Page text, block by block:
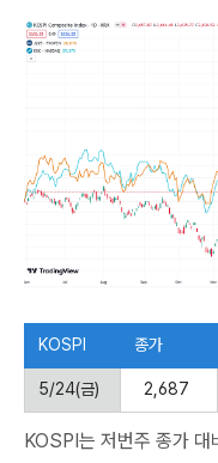
KOSPI 종가
5/24(금) 2,687
KOSPI는 저번주 종가